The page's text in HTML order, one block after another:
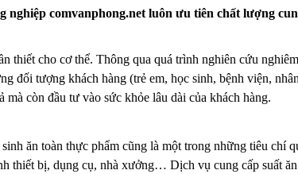
comvanphong.net luôn ưu tiên chất lượng
thiết cho cơ thể. Thông qua quá trình nghiên cứu
đối tượng khách hàng (trẻ em, học sinh, bệnh viện,
còn đầu tư vào sức khỏe lâu dài của khách hàng.
ăn toàn thực phẩm cũng là một trong những tiêu chí
thiết bị, dụng cụ, nhà xưởng… Dịch vụ cung cấp suất